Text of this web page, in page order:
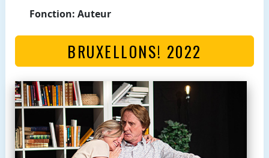
Fonction: Auteur
BRUXELLONS! 2022